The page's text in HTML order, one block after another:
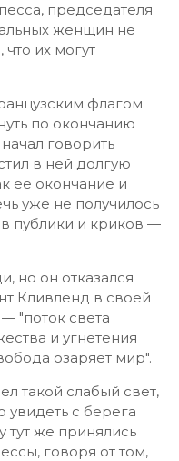
председателя
женщин не
их могут
флагом
по окончанию
говорить
в ней долгую
ее окончание и
уже не получилось
публики и криков —
но он отказался
Кливленд в своей
"поток света
и угнетения
озаряет мир".
такой слабый свет,
увидеть с берега
тут же принялись
говоря от том,